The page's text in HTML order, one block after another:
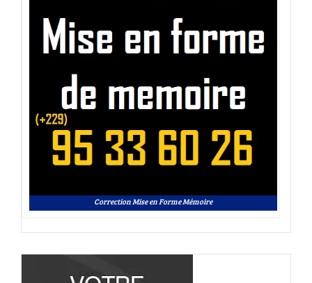
Correction Mise en Forme Mémoire